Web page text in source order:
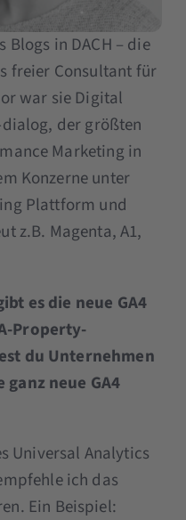
in DACH – die
freier Consultant für
war sie Digital
der größten
Marketing in
Konzerne unter
Plattform und
z.B. Magenta, A1,
es die neue GA4
Property-
du Unternehmen
neue GA4
Universal Analytics
ich das
Ein Beispiel: